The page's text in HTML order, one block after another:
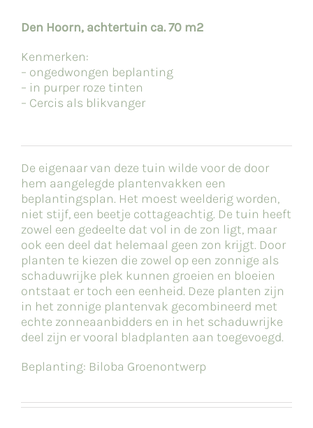
Den Hoorn, achtertuin ca. 70 m2
Kenmerken:
– ongedwongen beplanting
– in purper roze tinten
– Cercis als blikvanger
De eigenaar van deze tuin wilde voor de door
hem aangelegde plantenvakken een
beplantingsplan. Het moest weelderig worden,
niet stijf, een beetje cottageachtig. De tuin heeft
zowel een gedeelte dat vol in de zon ligt, maar
ook een deel dat helemaal geen zon krijgt. Door
planten te kiezen die zowel op een zonnige als
schaduwrijke plek kunnen groeien en bloeien
ontstaat er toch een eenheid. Deze planten zijn
in het zonnige plantenvak gecombineerd met
echte zonneaanbidders en in het schaduwrijke
deel zijn er vooral bladplanten aan toegevoegd.
Beplanting: Biloba Groenontwerp